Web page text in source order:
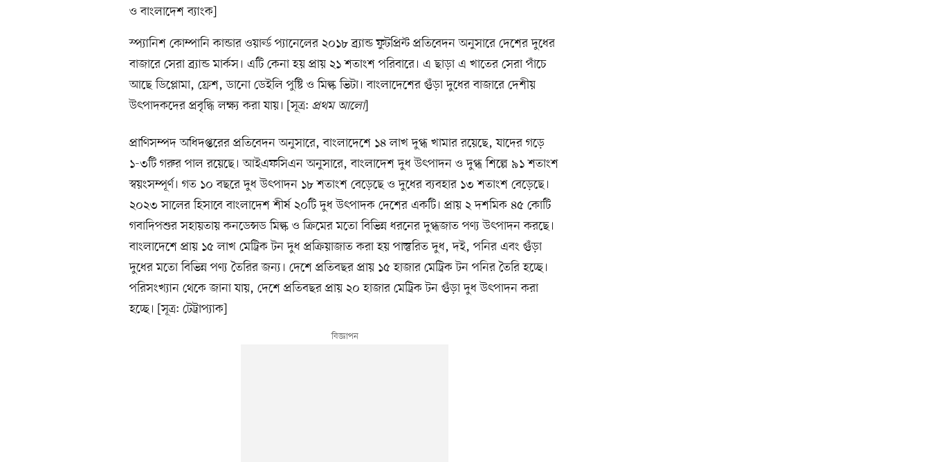
ও বাংলাদেশ ব্যাংক]
স্প্যানিশ কোম্পানি কান্ডার ওয়ার্ল্ড প্যানেলের ২০১৮ ব্র্যান্ড ফুটপ্রিন্ট প্রতিবেদন অনুসারে দেশের দুধের
বাজারে সেরা ব্র্যান্ড মার্কস। এটি কেনা হয় প্রায় ২১ শতাংশ পরিবারে। এ ছাড়া এ খাতের সেরা পাঁচে
আছে ডিপ্লোমা, ফ্রেশ, ডানো ডেইলি পুষ্টি ও মিল্ক ভিটা। বাংলাদেশের গুঁড়া দুধের বাজারে দেশীয়
উৎপাদকদের প্রবৃদ্ধি লক্ষ্য করা যায়। [সূত্র: প্রথম আলো]
প্রাণিসম্পদ অধিদপ্তরের প্রতিবেদন অনুসারে, বাংলাদেশে ১৪ লাখ দুগ্ধ খামার রয়েছে, যাদের গড়ে
১-৩টি গরুর পাল রয়েছে। আইএফসিএন অনুসারে, বাংলাদেশ দুধ উৎপাদন ও দুগ্ধ শিল্পে ৯১ শতাংশ
স্বয়ংসম্পূর্ণ। গত ১০ বছরে দুধ উৎপাদন ১৮ শতাংশ বেড়েছে ও দুধের ব্যবহার ১৩ শতাংশ বেড়েছে।
২০২৩ সালের হিসাবে বাংলাদেশ শীর্ষ ২০টি দুধ উৎপাদক দেশের একটি। প্রায় ২ দশমিক ৪৫ কোটি
গবাদিপশুর সহায়তায় কনডেন্সড মিল্ক ও ক্রিমের মতো বিভিন্ন ধরনের দুগ্ধজাত পণ্য উৎপাদন করছে।
বাংলাদেশে প্রায় ১৫ লাখ মেট্রিক টন দুধ প্রক্রিয়াজাত করা হয় পাস্তুরিত দুধ, দই, পনির এবং গুঁড়া
দুধের মতো বিভিন্ন পণ্য তৈরির জন্য। দেশে প্রতিবছর প্রায় ১৫ হাজার মেট্রিক টন পনির তৈরি হচ্ছে।
পরিসংখ্যান থেকে জানা যায়, দেশে প্রতিবছর প্রায় ২০ হাজার মেট্রিক টন গুঁড়া দুধ উৎপাদন করা
হচ্ছে। [সূত্র: টেট্রাপ্যাক]